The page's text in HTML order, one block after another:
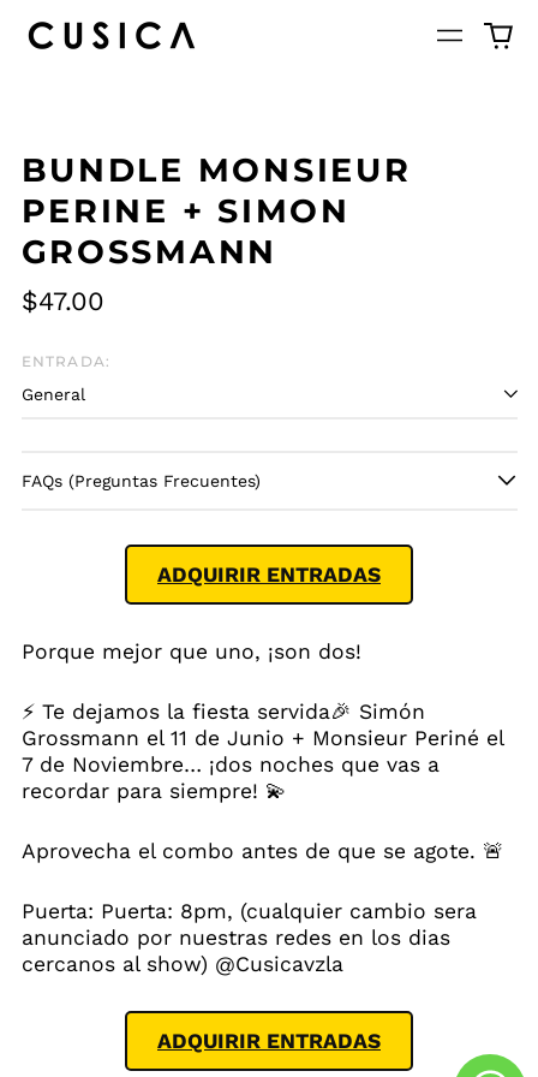
BUNDLE MONSIEUR
PERINE + SIMON
GROSSMANN
$47.00
ENTRADA:
FAQs (Preguntas Frecuentes)
ADQUIRIR ENTRADAS
Porque mejor que uno, ¡son dos!
⚡ Te dejamos la fiesta servida🎉 Simón
Grossmann el 11 de Junio + Monsieur Periné el
7 de Noviembre… ¡dos noches que vas a
recordar para siempre! 💫
Aprovecha el combo antes de que se agote. 🚨
Puerta: Puerta: 8pm, (cualquier cambio sera
anunciado por nuestras redes en los dias
cercanos al show) @Cusicavzla
ADQUIRIR ENTRADAS